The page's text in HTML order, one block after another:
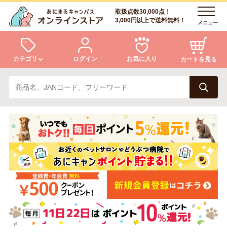
取扱点数30,000点！
3,000円以上で送料無料！
メニュー
カテゴリ
犬 猫
小動物・鳥 アクア・爬虫類・昆虫
ドッグフード キャットフード
美容・ケア用品 服・おさんぽ用品
ログイン お気に入り カートを見る
ログイン
会員登録
あにまるキャンパスについて
アフターサービス
商品リクエスト